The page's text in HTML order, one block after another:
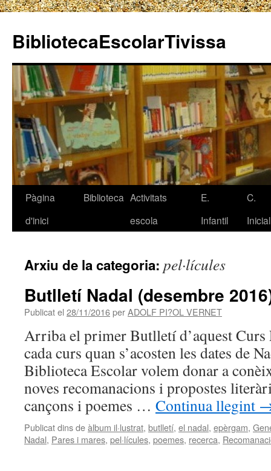
BibliotecaEscolarTivissa
Vés
Pàgina
d'inici
Biblioteca Activitats
escola
E.
Infantil
C.
Inicial
Arxiu de la categoria: pel·lícules
Butlletí Nadal (desembre
Publicat el 28/11/2016perADOLF PI?OL VERNET
Arriba el primer Butlletí d’aquest
cada curs quan s’acosten les dates de
Biblioteca Escolar volem donar a
noves recomanacions i propostes
cançons i poemes … Continua llegint
Publicat dins deàlbum il·lustrat, butlletí, el nadal, epèrgam,
Nadal, Pares i mares, pel·lícules, poemes, recerca,